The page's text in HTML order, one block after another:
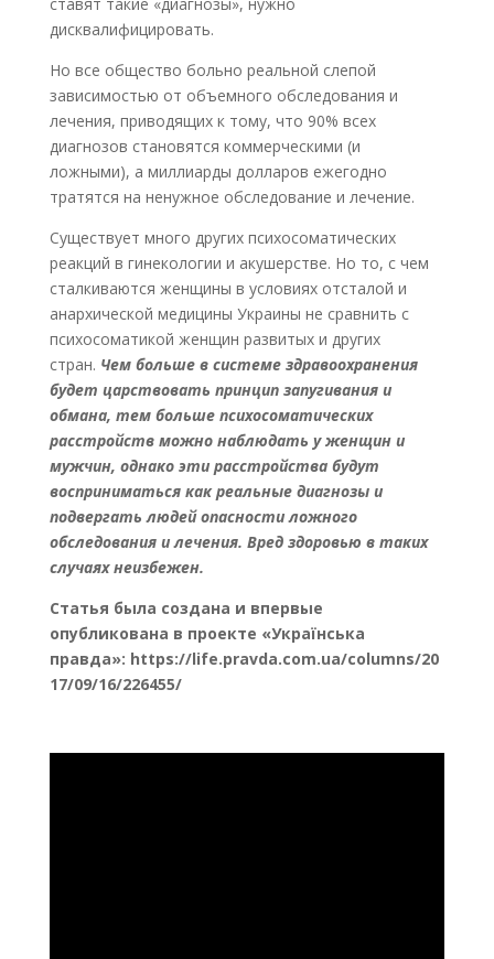
дисквалифицировать.
Но все общество больно реальной слепой
зависимостью от объемного обследования и
лечения, приводящих к тому, что 90% всех
диагнозов становятся коммерческими (и
ложными), а миллиарды долларов ежегодно
тратятся на ненужное обследование и лечение.
Существует много других психосоматических
реакций в гинекологии и акушерстве. Но то, с чем
сталкиваются женщины в условиях отсталой и
анархической медицины Украины не сравнить с
психосоматикой женщин развитых и других
стран. Чем больше в системе здравоохранения
будет царствовать принцип запугивания и
обмана, тем больше психосоматических
расстройств можно наблюдать у женщин и
мужчин, однако эти расстройства будут
восприниматься как реальные диагнозы и
подвергать людей опасности ложного
обследования и лечения. Вред здоровью в таких
случаях неизбежен.
Cтатья была создана и впервые
опубликована в проекте «Українська
правда»: https://life.pravda.com.ua/columns/20
17/09/16/226455/